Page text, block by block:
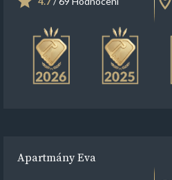
Apartmány Eva